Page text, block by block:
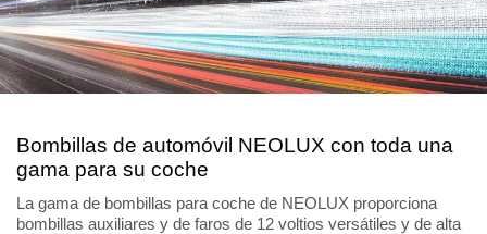
Bombillas de automóvil NEOLUX con toda una
gama para su coche
La gama de bombillas para coche de NEOLUX proporciona
bombillas auxiliares y de faros de 12 voltios versátiles y de alta